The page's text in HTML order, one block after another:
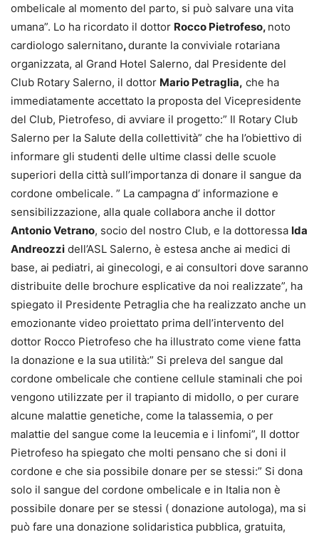
ombelicale al momento del parto, si può salvare una vita
umana”. Lo ha ricordato il dottor Rocco Pietrofeso, noto
cardiologo salernitano,durante la conviviale rotariana
organizzata, al Grand Hotel Salerno, dal Presidente del
Club Rotary Salerno, il dottor Mario Petraglia, che ha
immediatamente accettato la proposta del Vicepresidente
del Club, Pietrofeso, di avviare il progetto:” Il Rotary Club
Salerno per la Salute della collettività” che ha l’obiettivo di
informare gli studenti delle ultime classi delle scuole
superiori della città sull’importanza di donare il sangue da
cordone ombelicale. ” La campagna d’ informazione e
sensibilizzazione, alla quale collabora anche il dottor
Antonio Vetrano, socio del nostro Club, e la dottoressa Ida
Andreozzi dell’ASL Salerno, è estesa anche ai medici di
base, ai pediatri, ai ginecologi, e ai consultori dove saranno
distribuite delle brochure esplicative da noi realizzate”, ha
spiegato il Presidente Petraglia che ha realizzato anche un
emozionante video proiettato prima dell’intervento del
dottor Rocco Pietrofeso che ha illustrato come viene fatta
la donazione e la sua utilità:” Si preleva del sangue dal
cordone ombelicale che contiene cellule staminali che poi
vengono utilizzate per il trapianto di midollo, o per curare
alcune malattie genetiche, come la talassemia, o per
malattie del sangue come la leucemia e i linfomi”, Il dottor
Pietrofeso ha spiegato che molti pensano che si doni il
cordone e che sia possibile donare per se stessi:” Si dona
solo il sangue del cordone ombelicale e in Italia non è
possibile donare per se stessi ( donazione autologa), ma si
può fare una donazione solidaristica pubblica, gratuita,